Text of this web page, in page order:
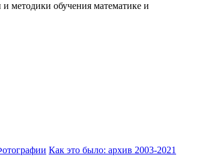
методики обучения математике и
Как это было: архив 2003-2021